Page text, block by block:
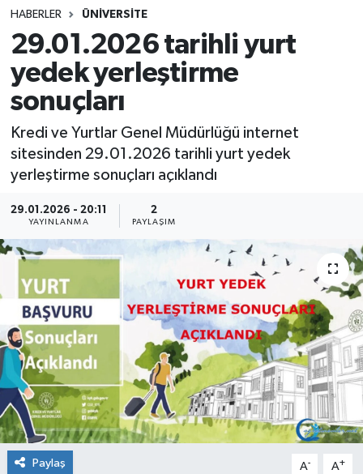
HABERLER ÜNİVERSİTE
29.01.2026 tarihli yurt
yedek yerleştirme
sonuçları
Kredi ve Yurtlar Genel Müdürlüğü internet
sitesinden 29.01.2026 tarihli yurt yedek
yerleştirme sonuçları açıklandı
29.01.2026 - 20:11
YAYINLANMA
2
PAYLAŞIM
Paylaş A- A+
YARIŞMA/ETKİNLİKLER
ANKET
MEVZUAT/KARARLAR